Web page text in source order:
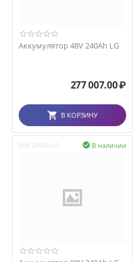
Аккумулятор 48V 240Ah LG
277 007.00₽
В КОРЗИНУ
90V 240Ah LG В наличии
